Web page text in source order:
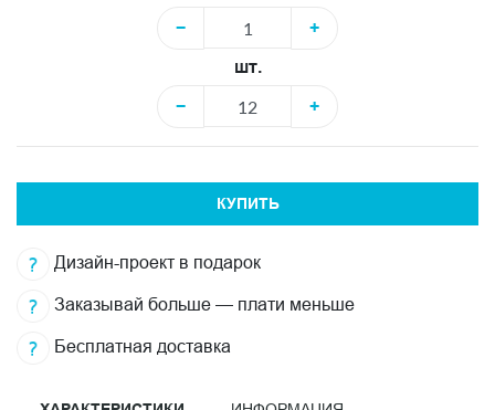
−
+
шт.
−
+
КУПИТЬ
Дизайн-проект в подарок
Заказывай больше — плати меньше
Бесплатная доставка